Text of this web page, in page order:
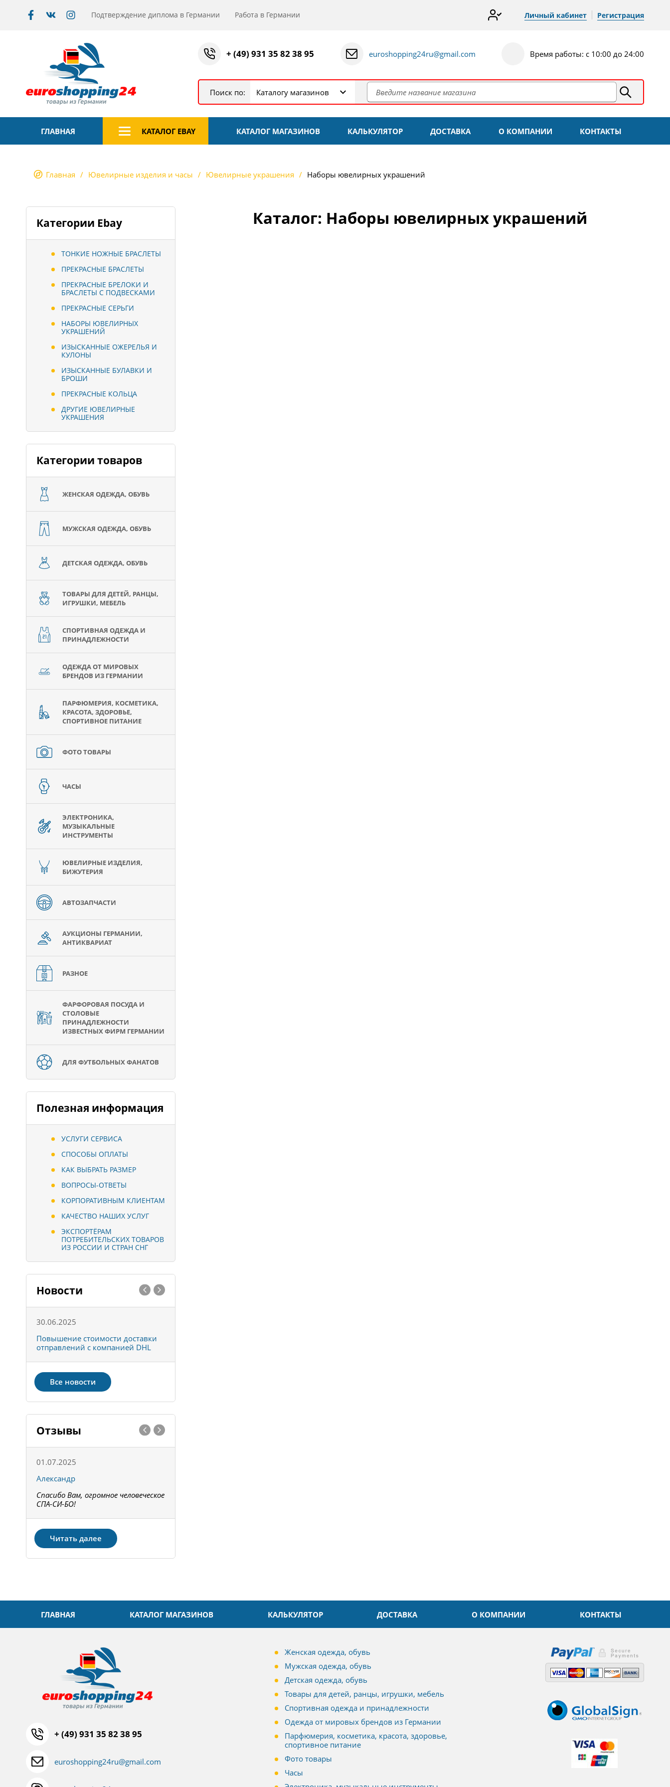
Подтверждение диплома в Германии Работа в Германии Личный кабинет Регистрация
+ (49) 931 35 82 38 95 euroshopping24ru@gmail.com Время работы: с 10:00 до 24:00
Поиск по: Каталогу магазинов
ГЛАВНАЯ КАТАЛОГ EBAY КАТАЛОГ МАГАЗИНОВ КАЛЬКУЛЯТОР ДОСТАВКА О КОМПАНИИ КОНТАКТЫ
Главная Ювелирные изделия и часы Ювелирные украшения Наборы ювелирных украшений
Категории Ebay
ТОНКИЕ НОЖНЫЕ БРАСЛЕТЫ
ПРЕКРАСНЫЕ БРАСЛЕТЫ
ПРЕКРАСНЫЕ БРЕЛОКИ И
БРАСЛЕТЫ С ПОДВЕСКАМИ
ПРЕКРАСНЫЕ СЕРЬГИ
НАБОРЫ ЮВЕЛИРНЫХ
УКРАШЕНИЙ
ИЗЫСКАННЫЕ ОЖЕРЕЛЬЯ И
КУЛОНЫ
ИЗЫСКАННЫЕ БУЛАВКИ И
БРОШИ
ПРЕКРАСНЫЕ КОЛЬЦА
ДРУГИЕ ЮВЕЛИРНЫЕ
УКРАШЕНИЯ
Категории товаров
ЖЕНСКАЯ ОДЕЖДА, ОБУВЬ
МУЖСКАЯ ОДЕЖДА, ОБУВЬ
ДЕТСКАЯ ОДЕЖДА, ОБУВЬ
ТОВАРЫ ДЛЯ ДЕТЕЙ, РАНЦЫ,
ИГРУШКИ, МЕБЕЛЬ
СПОРТИВНАЯ ОДЕЖДА И
ПРИНАДЛЕЖНОСТИ
ОДЕЖДА ОТ МИРОВЫХ
БРЕНДОВ ИЗ ГЕРМАНИИ
ПАРФЮМЕРИЯ, КОСМЕТИКА,
КРАСОТА, ЗДОРОВЬЕ,
СПОРТИВНОЕ ПИТАНИЕ
ФОТО ТОВАРЫ
ЧАСЫ
ЭЛЕКТРОНИКА,
МУЗЫКАЛЬНЫЕ
ИНСТРУМЕНТЫ
ЮВЕЛИРНЫЕ ИЗДЕЛИЯ,
БИЖУТЕРИЯ
АВТОЗАПЧАСТИ
АУКЦИОНЫ ГЕРМАНИИ,
АНТИКВАРИАТ
РАЗНОЕ
ФАРФОРОВАЯ ПОСУДА И
СТОЛОВЫЕ
ПРИНАДЛЕЖНОСТИ
ИЗВЕСТНЫХ ФИРМ ГЕРМАНИИ
ДЛЯ ФУТБОЛЬНЫХ ФАНАТОВ
Полезная информация
УСЛУГИ СЕРВИСА
СПОСОБЫ ОПЛАТЫ
КАК ВЫБРАТЬ РАЗМЕР
ВОПРОСЫ-ОТВЕТЫ
КОРПОРАТИВНЫМ КЛИЕНТАМ
КАЧЕСТВО НАШИХ УСЛУГ
ЭКСПОРТЁРАМ
ПОТРЕБИТЕЛЬСКИХ ТОВАРОВ
ИЗ РОССИИ И СТРАН СНГ
Новости
30.06.2025
Повышение стоимости доставки
отправлений с компанией DHL
Все новости
Отзывы
01.07.2025
Александр
Спасибо Вам, огромное человеческое
СПА-СИ-БО!
Читать далее
Каталог: Наборы ювелирных украшений
ГЛАВНАЯ КАТАЛОГ МАГАЗИНОВ КАЛЬКУЛЯТОР ДОСТАВКА О КОМПАНИИ КОНТАКТЫ
+ (49) 931 35 82 38 95
euroshopping24ru@gmail.com
Женская одежда, обувь
Мужская одежда, обувь
Детская одежда, обувь
Товары для детей, ранцы, игрушки, мебель
Спортивная одежда и принадлежности
Одежда от мировых брендов из Германии
Парфюмерия, косметика, красота, здоровье,
спортивное питание
Фото товары
Часы